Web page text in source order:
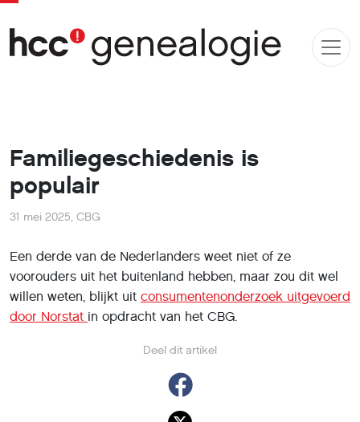
Familiegeschiedenis is
populair
Deel dit artikel
31 mei 2025, CBG
Een derde van de Nederlanders weet niet of ze
voorouders uit het buitenland hebben, maar zou dit wel
willen weten, blijkt uit consumentenonderzoek uitgevoerd
door Norstat in opdracht van het CBG.